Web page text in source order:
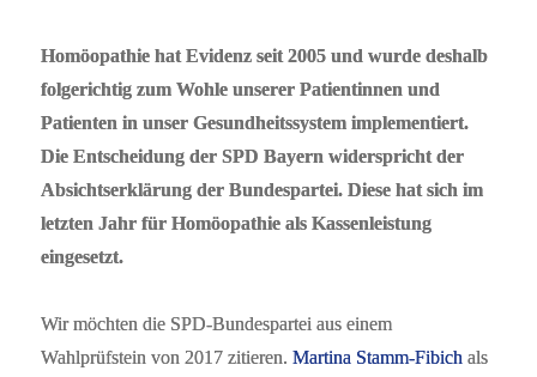
Homöopathie hat Evidenz seit 2005 und wurde deshalb
folgerichtig zum Wohle unserer Patientinnen und
Patienten in unser Gesundheitssystem implementiert.
Die Entscheidung der SPD Bayern widerspricht der
Absichtserklärung der Bundespartei. Diese hat sich im
letzten Jahr für Homöopathie als Kassenleistung
eingesetzt.
Wir möchten die SPD-Bundespartei aus einem
Wahlprüfstein von 2017 zitieren. Martina Stamm-Fibich als